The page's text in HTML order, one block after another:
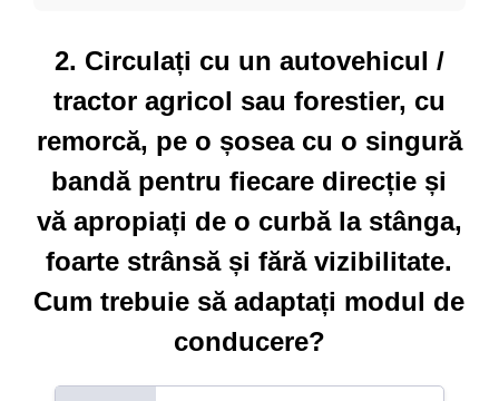
2. Circulați cu un autovehicul /
tractor agricol sau forestier, cu
remorcă, pe o șosea cu o singură
bandă pentru fiecare direcție și
vă apropiați de o curbă la stânga,
foarte strânsă și fără vizibilitate.
Cum trebuie să adaptați modul de
conducere?